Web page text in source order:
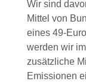
Wir sind
Mittel von
eines 49-
werden wir
zusätzliche
Emissionen